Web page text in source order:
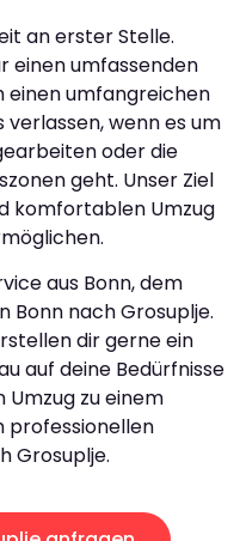
an erster Stelle.
einen umfassenden
einen umfangreichen
verlassen, wenn es um
oder die
geht. Unser Ziel
komfortablen Umzug
aus Bonn, dem
Bonn nach Grosuplje.
dir gerne ein
auf deine Bedürfnisse
Umzug zu einem
professionellen
Grosuplje.